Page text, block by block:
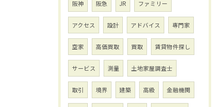
阪神 阪急 JR ファミリー
アクセス 設計 アドバイス 専門家
空家 高価買取 買取 賃貸物件探し
サービス 測量 土地家屋調査士
取引 境界 建築 高級 金融機関